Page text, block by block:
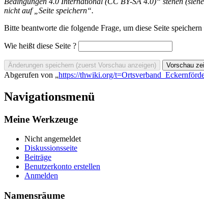
nicht auf „Seite speichern“.
Bitte beantworte die folgende Frage, um diese Seite
Wie heißt diese Seite ?
Abgerufen von „https://thwiki.org/
Navigationsmenü
Meine Werkzeuge
Nicht angemeldet
Diskussionsseite
Beiträge
Benutzerkonto erstellen
Anmelden
Namensräume